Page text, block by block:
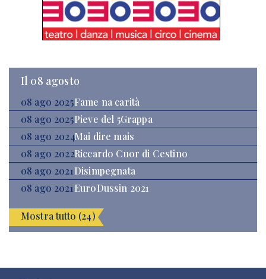
Il 08 agosto
08 ago 2025Fame na carità
08 ago 2025Pieve del 5Grappa
08 ago 2024Mai dire mais
08 ago 2022Riccardo Cuor di Cestino
08 ago 2021Disimpegnata
08 ago 2021EuroDussin 2021
Mostra tutto (24)